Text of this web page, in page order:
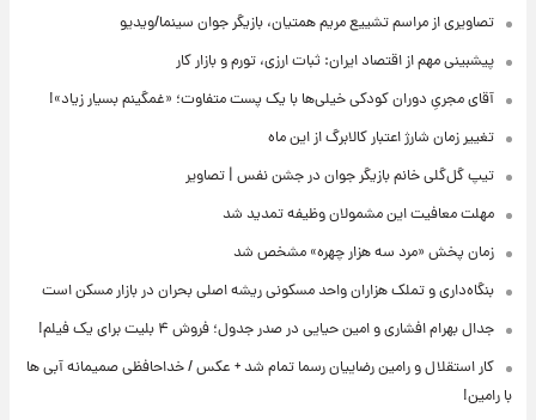
تصاویری از مراسم تشییع مریم همتیان، بازیگر جوان سینما/ویدیو
پیشبینی مهم از اقتصاد ایران: ثبات ارزی، تورم و بازار کار
آقای مجریِ دوران کودکی خیلی‌ها با یک پست متفاوت؛ «غمگینم بسیار زیاد»!
تغییر زمان شارژ اعتبار کالابرگ از این ماه
تیپ گل‌گلی خانم بازیگر جوان در جشن نفس | تصاویر
مهلت معافیت این مشمولان وظیفه تمدید شد
زمان پخش «مرد سه هزار چهره» مشخص شد
بنگاه‌داری و تملک هزاران واحد مسکونی ریشه اصلی بحران در بازار مسکن است
جدال بهرام افشاری و امین حیایی در صدر جدول؛ فروش ۴ بلیت برای یک فیلم!
کار استقلال و رامین رضاییان رسما تمام شد + عکس / خداحافظی صمیمانه آبی ها
با رامین!